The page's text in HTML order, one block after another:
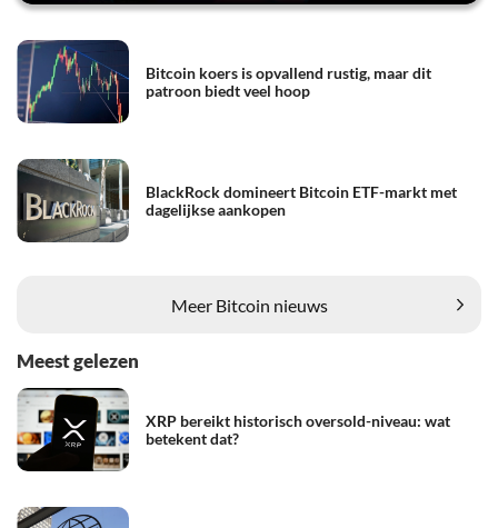
Bitcoin koers is opvallend rustig, maar dit
patroon biedt veel hoop
BlackRock domineert Bitcoin ETF-markt met
dagelijkse aankopen
Meer Bitcoin nieuws
Meest gelezen
XRP bereikt historisch oversold-niveau: wat
betekent dat?